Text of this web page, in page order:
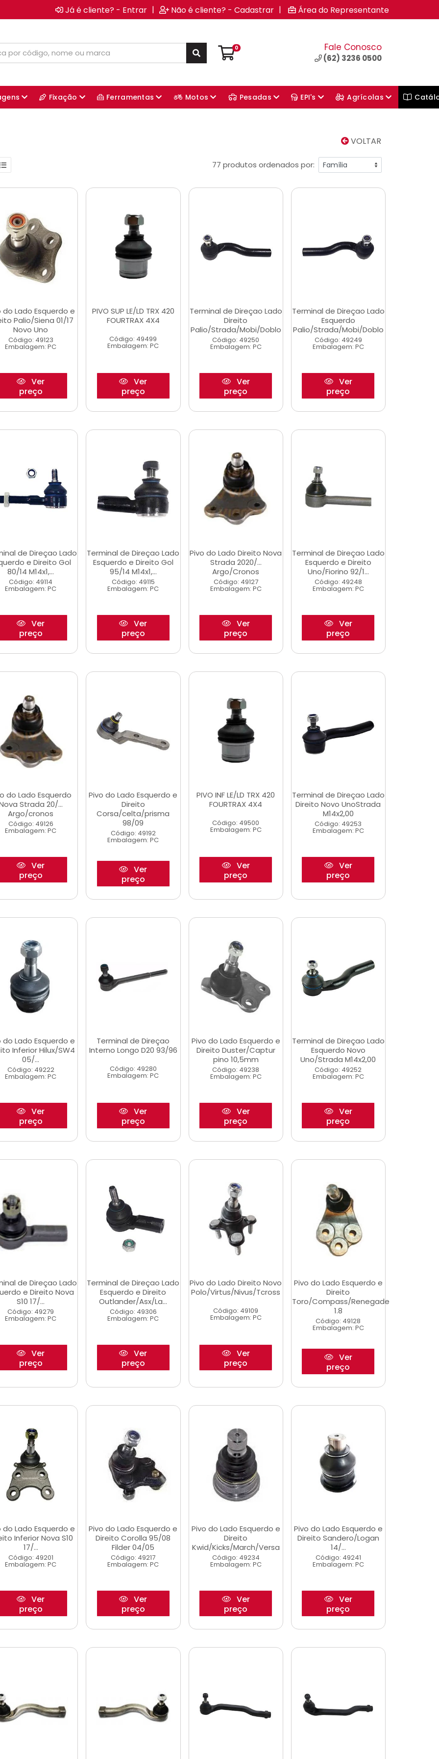
Já é cliente? - Entrar | Não é cliente? - Cadastrar | Área do Representante
0 Fale Conosco
(62) 3236 0500
Fixação Ferramentas Motos Pesadas EPI's Agrícolas
VOLTAR
77 produtos ordenados por:
do Lado Esquerdo e
Palio/Siena 01/17
Novo Uno
Código: 49123
Embalagem: PC
Ver
preço
PIVO SUP LE/LD TRX 420
FOURTRAX 4X4
Código: 49499
Embalagem: PC
Ver
preço
Terminal de Direçao Lado
Direito
Palio/Strada/Mobi/Doblo
Código: 49250
Embalagem: PC
Ver
preço
Terminal de Direçao Lado
Esquerdo
Palio/Strada/Mobi/Doblo
Código: 49249
Embalagem: PC
Ver
preço
de Direçao Lado
e Direito Gol
80/14 M14x1,...
Código: 49114
Embalagem: PC
Ver
preço
Terminal de Direçao Lado
Esquerdo e Direito Gol
95/14 M14x1,...
Código: 49115
Embalagem: PC
Ver
preço
Pivo do Lado Direito Nova
Strada 2020/...
Argo/Cronos
Código: 49127
Embalagem: PC
Ver
preço
Terminal de Direçao Lado
Esquerdo e Direito
Uno/Fiorino 92/1...
Código: 49248
Embalagem: PC
Ver
preço
do Lado Esquerdo
Strada 20/...
Argo/cronos
Código: 49126
Embalagem: PC
Ver
preço
Pivo do Lado Esquerdo e
Direito
Corsa/celta/prisma
98/09
Código: 49192
Embalagem: PC
Ver
preço
PIVO INF LE/LD TRX 420
FOURTRAX 4X4
Código: 49500
Embalagem: PC
Ver
preço
Terminal de Direçao Lado
Direito Novo UnoStrada
M14x2,00
Código: 49253
Embalagem: PC
Ver
preço
do Lado Esquerdo e
Inferior Hilux/SW4
05/...
Código: 49222
Embalagem: PC
Ver
preço
Terminal de Direçao
Interno Longo D20 93/96
Código: 49280
Embalagem: PC
Ver
preço
Pivo do Lado Esquerdo e
Direito Duster/Captur
pino 10,5mm
Código: 49238
Embalagem: PC
Ver
preço
Terminal de Direçao Lado
Esquerdo Novo
Uno/Strada M14x2,00
Código: 49252
Embalagem: PC
Ver
preço
de Direçao Lado
e Direito Nova
S10 17/...
Código: 49279
Embalagem: PC
Ver
preço
Terminal de Direçao Lado
Esquerdo e Direito
Outlander/Asx/La...
Código: 49306
Embalagem: PC
Ver
preço
Pivo do Lado Direito Novo
Polo/Virtus/Nivus/Tcross
Código: 49109
Embalagem: PC
Ver
preço
Pivo do Lado Esquerdo e
Direito
Toro/Compass/Renegade
1.8
Código: 49128
Embalagem: PC
Ver
preço
do Lado Esquerdo e
Inferior Nova S10
17/...
Código: 49201
Embalagem: PC
Ver
preço
Pivo do Lado Esquerdo e
Direito Corolla 95/08
Filder 04/05
Código: 49217
Embalagem: PC
Ver
preço
Pivo do Lado Esquerdo e
Direito
Kwid/Kicks/March/Versa
Código: 49234
Embalagem: PC
Ver
preço
Pivo do Lado Esquerdo e
Direito Sandero/Logan
14/...
Código: 49241
Embalagem: PC
Ver
preço